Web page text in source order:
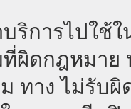
ริการไปใช้
ผิดกฎหมาย
ทาง ไม่รับ